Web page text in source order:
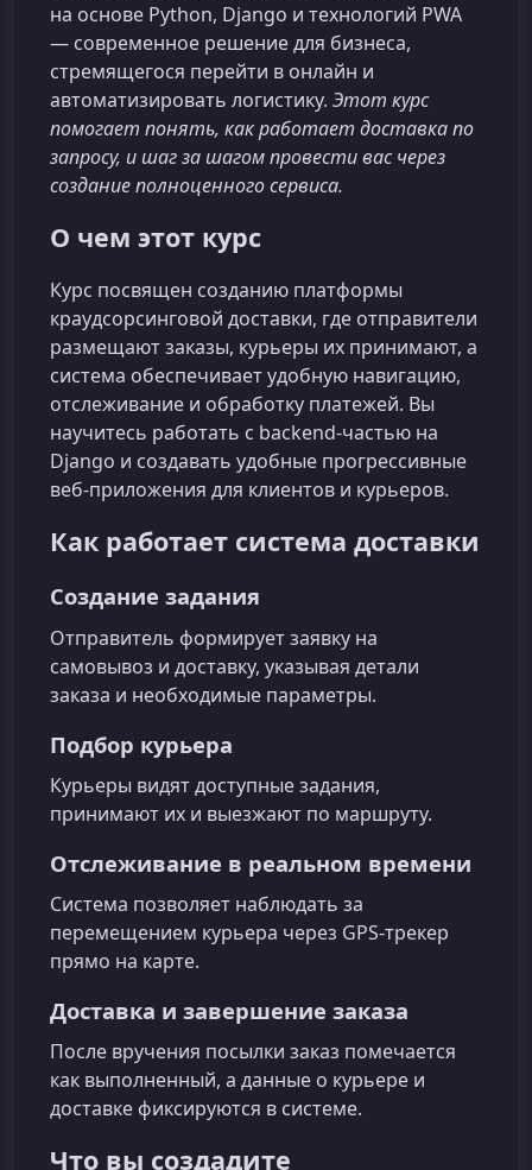
на основе Python, Django и технологий PWA
— современное решение для бизнеса,
стремящегося перейти в онлайн и
автоматизировать логистику. Этот курс
помогает понять, как работает доставка по
запросу, и шаг за шагом провести вас через
создание полноценного сервиса.
О чем этот курс
Курс посвящен созданию платформы
краудсорсинговой доставки, где отправители
размещают заказы, курьеры их принимают, а
система обеспечивает удобную навигацию,
отслеживание и обработку платежей. Вы
научитесь работать с backend‑частью на
Django и создавать удобные прогрессивные
веб‑приложения для клиентов и курьеров.
Как работает система доставки
Создание задания
Отправитель формирует заявку на
самовывоз и доставку, указывая детали
заказа и необходимые параметры.
Подбор курьера
Курьеры видят доступные задания,
принимают их и выезжают по маршруту.
Отслеживание в реальном времени
Система позволяет наблюдать за
перемещением курьера через GPS‑трекер
прямо на карте.
Доставка и завершение заказа
После вручения посылки заказ помечается
как выполненный, а данные о курьере и
доставке фиксируются в системе.
Что вы создадите